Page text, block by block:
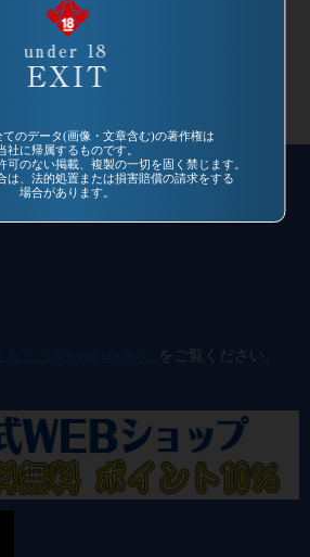
てのデータ(画像・文章含む)の著作権は
社に帰属するものです。
可のない掲載、複製の一切を固く禁じます。
は、法的処置または損害賠償の請求をする
場合があります。
通信販売 コミュニティ
会社概要
をご覧ください。